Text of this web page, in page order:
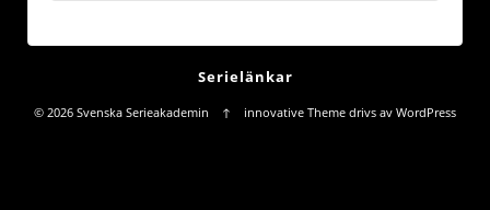
Serielänkar
© 2026Svenska Serieakademin ↑ innovative Theme drivs avWordPress